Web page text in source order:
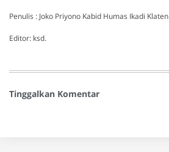
Penulis : Joko Priyono Kabid Humas Ikadi Klaten
Editor: ksd.
Tinggalkan Komentar